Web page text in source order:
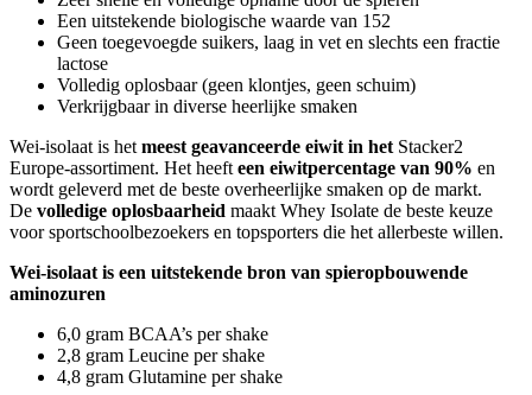
Een uitstekende biologische waarde van 152
Geen toegevoegde suikers, laag in vet en slechts een fractie
lactose
Volledig oplosbaar (geen klontjes, geen schuim)
Verkrijgbaar in diverse heerlijke smaken
Wei-isolaat is het meest geavanceerde eiwit in het Stacker2
Europe-assortiment. Het heeft een eiwitpercentage van 90% en
wordt geleverd met de beste overheerlijke smaken op de markt.
De volledige oplosbaarheid maakt Whey Isolate de beste keuze
voor sportschoolbezoekers en topsporters die het allerbeste willen.
Wei-isolaat is een uitstekende bron van spieropbouwende
aminozuren
6,0 gram BCAA’s per shake
2,8 gram Leucine per shake
4,8 gram Glutamine per shake